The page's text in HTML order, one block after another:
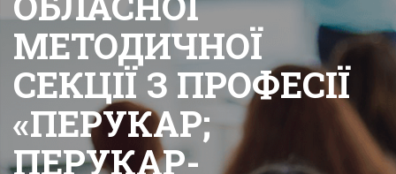
МЕТОДИЧНОЇ
СЕКЦІЇ З ПРОФЕСІЇ
«ПЕРУКАР;
ПЕРУКАР-